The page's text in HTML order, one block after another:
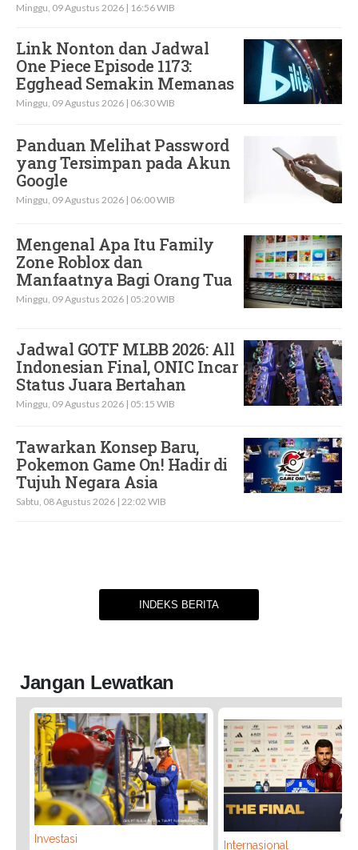
Minggu, 09 Agustus 2026 | 16:56 WIB
Link Nonton dan Jadwal
One Piece Episode 1173:
Egghead Semakin Memanas
Minggu, 09 Agustus 2026 | 06:30 WIB
Panduan Melihat Password
yang Tersimpan pada Akun
Google
Minggu, 09 Agustus 2026 | 06:00 WIB
Mengenal Apa Itu Family
Zone Roblox dan
Manfaatnya Bagi Orang Tua
Minggu, 09 Agustus 2026 | 05:20 WIB
Jadwal GOTF MLBB 2026: All
Indonesian Final, ONIC Incar
Status Juara Bertahan
Minggu, 09 Agustus 2026 | 05:15 WIB
Tawarkan Konsep Baru,
Pokemon Game On! Hadir di
Tujuh Negara Asia
Sabtu, 08 Agustus 2026 | 22:02 WIB
INDEKS BERITA
Jangan Lewatkan
Investasi Internasional